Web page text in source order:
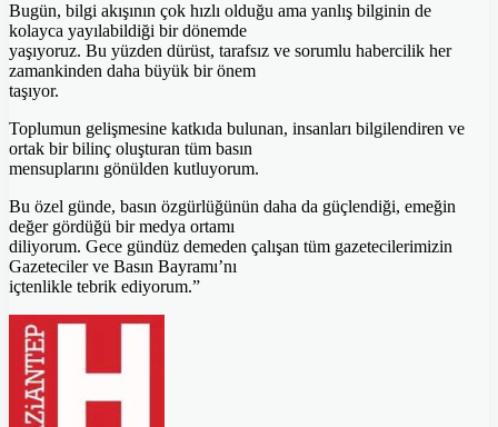
Bugün, bilgi akışının çok hızlı olduğu ama yanlış bilginin de
kolayca yayılabildiği bir dönemde
yaşıyoruz. Bu yüzden dürüst, tarafsız ve sorumlu habercilik her
zamankinden daha büyük bir önem
taşıyor.
Toplumun gelişmesine katkıda bulunan, insanları bilgilendiren ve
ortak bir bilinç oluşturan tüm basın
mensuplarını gönülden kutluyorum.
Bu özel günde, basın özgürlüğünün daha da güçlendiği, emeğin
değer gördüğü bir medya ortamı
diliyorum. Gece gündüz demeden çalışan tüm gazetecilerimizin
Gazeteciler ve Basın Bayramı’nı
içtenlikle tebrik ediyorum.”